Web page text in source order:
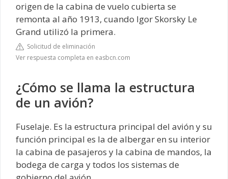
origen de la cabina de vuelo cubierta se
remonta al año 1913, cuando Igor Skorsky Le
Grand utilizó la primera.
Solicitud de eliminación
Ver respuesta completa en easbcn.com
¿Cómo se llama la estructura
de un avión?
Fuselaje. Es la estructura principal del avión y su
función principal es la de albergar en su interior
la cabina de pasajeros y la cabina de mandos, la
bodega de carga y todos los sistemas de